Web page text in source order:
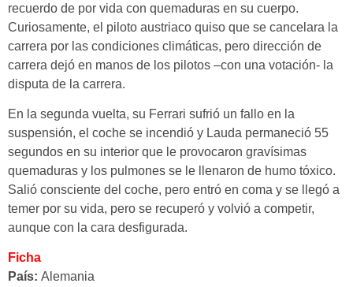
recuerdo de por vida con quemaduras en su cuerpo.
Curiosamente, el piloto austriaco quiso que se cancelara la
carrera por las condiciones climáticas, pero dirección de
carrera dejó en manos de los pilotos –con una votación- la
disputa de la carrera.
En la segunda vuelta, su Ferrari sufrió un fallo en la
suspensión, el coche se incendió y Lauda permaneció 55
segundos en su interior que le provocaron gravísimas
quemaduras y los pulmones se le llenaron de humo tóxico.
Salió consciente del coche, pero entró en coma y se llegó a
temer por su vida, pero se recuperó y volvió a competir,
aunque con la cara desfigurada.
Ficha
País: Alemania